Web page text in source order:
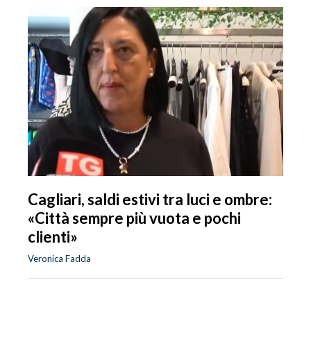
Cagliari, saldi estivi tra luci e ombre:
«Città sempre più vuota e pochi
clienti»
Veronica Fadda